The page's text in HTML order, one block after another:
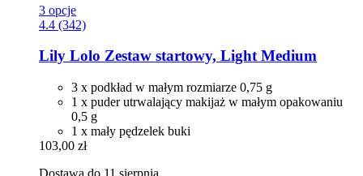
3 opcje
4.4 (342)
Lily Lolo Zestaw startowy, Light Medium
3 x podkład w małym rozmiarze 0,75 g
1 x puder utrwalający makijaż w małym opakowaniu
0,5 g
1 x mały pędzelek buki
103,00 zł
Dostawa do 11 sierpnia